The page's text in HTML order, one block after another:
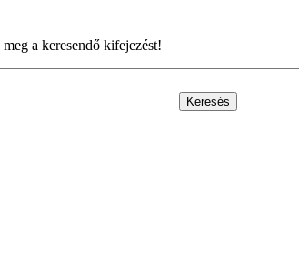
a keresendő kifejezést!